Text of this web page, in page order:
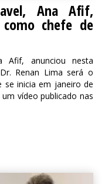
Ana Afif,
chefe de
Afif, anunciou nesta
Renan Lima será o
se inicia em janeiro de
vídeo publicado nas